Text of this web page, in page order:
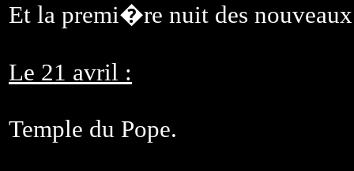
Et la premi�re nuit des
Le 21 avril :
Temple du Pope.